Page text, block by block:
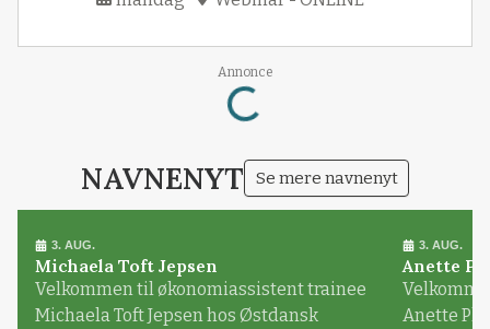
Annonce
Loading...
NAVNENYT Se mere navnenyt
3. AUG.
Michaela Toft Jepsen
Velkommen til økonomiassistent trainee
Michaela Toft Jepsen hos Østdansk
3. AUG.
Anette
Anette